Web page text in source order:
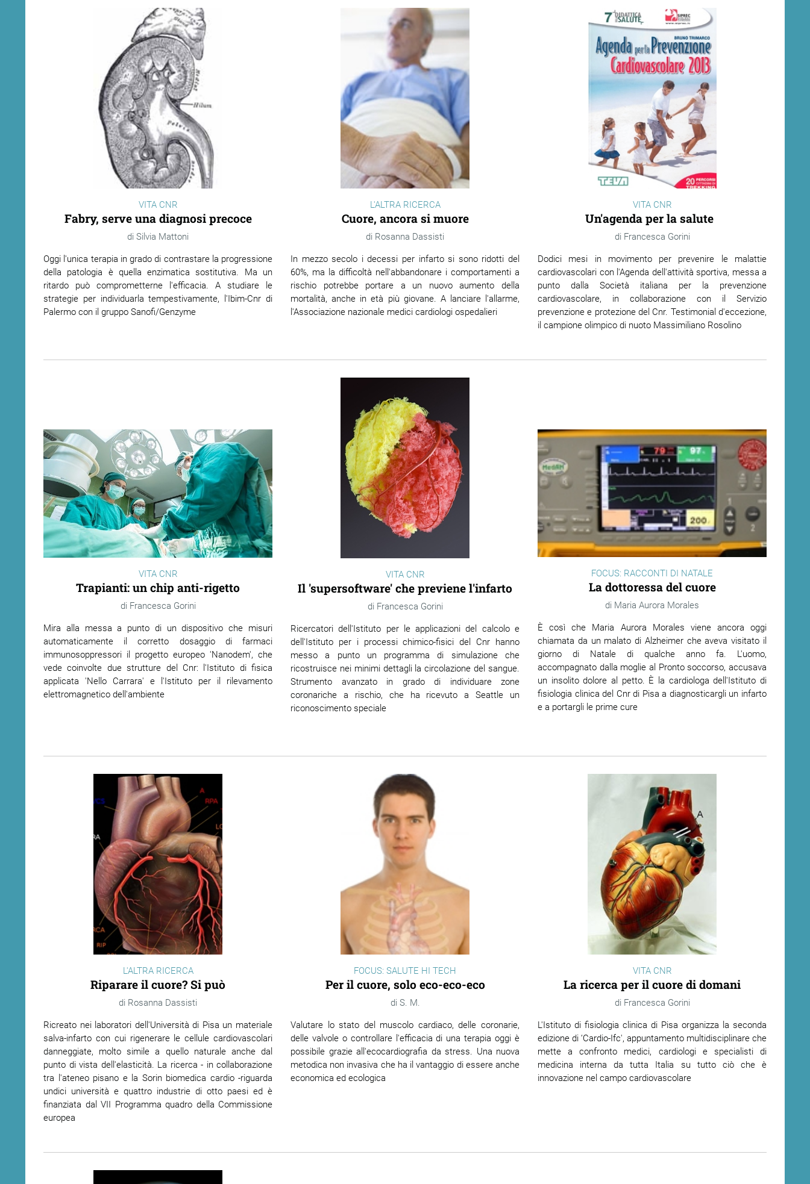
VITA CNR
Fabry, serve una diagnosi precoce
Silvia Mattoni
Oggi l'unica terapia in grado di contrastare la progressione
della patologia è quella enzimatica sostitutiva. Ma un
ritardo può comprometterne l'efficacia. A studiare le
strategie per individuarla tempestivamente, l'Ibim-Cnr di
Palermo con il gruppo Sanofi/Genzyme
L'ALTRA RICERCA
Cuore, ancora si muore
Rosanna Dassisti
In mezzo secolo i decessi per infarto si sono ridotti del
60%, ma la difficoltà nell'abbandonare i comportamenti a
rischio potrebbe portare a un nuovo aumento della
mortalità, anche in età più giovane. A lanciare l'allarme,
l'Associazione nazionale medici cardiologi ospedalieri
VITA CNR
Un'agenda per la salute
Francesca Gorini
Dodici mesi in movimento per prevenire le malattie
cardiovascolari con l'Agenda dell'attività sportiva, messa a
punto dalla Società italiana per la prevenzione
cardiovascolare, in collaborazione con il Servizio
prevenzione e protezione del Cnr. Testimonial d'eccezione,
il campione olimpico di nuoto Massimiliano Rosolino
VITA CNR
Trapianti: un chip anti-rigetto
Francesca Gorini
Mira alla messa a punto di un dispositivo che misuri
automaticamente il corretto dosaggio di farmaci
immunosoppressori il progetto europeo 'Nanodem', che
vede coinvolte due strutture del Cnr: l'Istituto di fisica
applicata 'Nello Carrara' e l'Istituto per il rilevamento
elettromagnetico dell'ambiente
VITA CNR
Il 'supersoftware' che previene l'infarto
Francesca Gorini
Ricercatori dell'Istituto per le applicazioni del calcolo e
dell'Istituto per i processi chimico-fisici del Cnr hanno
messo a punto un programma di simulazione che
ricostruisce nei minimi dettagli la circolazione del sangue.
Strumento avanzato in grado di individuare zone
coronariche a rischio, che ha ricevuto a Seattle un
riconoscimento speciale
FOCUS: RACCONTI DI NATALE
La dottoressa del cuore
Maria Aurora Morales
È così che Maria Aurora Morales viene ancora oggi
chiamata da un malato di Alzheimer che aveva visitato il
giorno di Natale di qualche anno fa. L'uomo,
accompagnato dalla moglie al Pronto soccorso, accusava
un insolito dolore al petto. È la cardiologa dell'Istituto di
fisiologia clinica del Cnr di Pisa a diagnosticargli un infarto
e a portargli le prime cure
L'ALTRA RICERCA
Riparare il cuore? Si può
Rosanna Dassisti
Ricreato nei laboratori dell'Università di Pisa un materiale
salva-infarto con cui rigenerare le cellule cardiovascolari
danneggiate, molto simile a quello naturale anche dal
punto di vista dell'elasticità. La ricerca - in collaborazione
tra l'ateneo pisano e la Sorin biomedica cardio -riguarda
undici università e quattro industrie di otto paesi ed è
finanziata dal VII Programma quadro della Commissione
europea
FOCUS: SALUTE HI TECH
Per il cuore, solo eco-eco-eco
S. M.
Valutare lo stato del muscolo cardiaco, delle coronarie,
delle valvole o controllare l'efficacia di una terapia oggi è
possibile grazie all'ecocardiografia da stress. Una nuova
metodica non invasiva che ha il vantaggio di essere anche
economica ed ecologica
VITA CNR
La ricerca per il cuore di domani
Francesca Gorini
L'Istituto di fisiologia clinica di Pisa organizza la seconda
edizione di ‘Cardio-Ifc', appuntamento multidisciplinare che
mette a confronto medici, cardiologi e specialisti di
medicina interna da tutta Italia su tutto ciò che è
innovazione nel campo cardiovascolare